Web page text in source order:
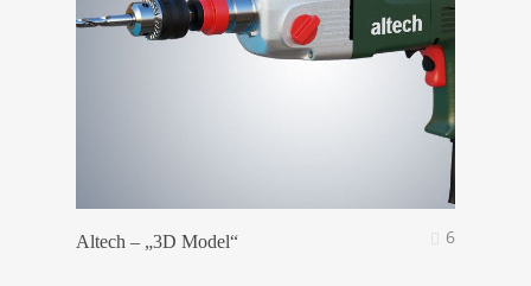
Altech – „3D Model“ 6